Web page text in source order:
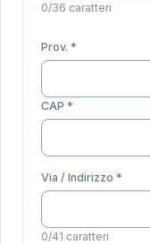
0/36 caratteri
Prov. *
CAP *
Via / Indirizzo *
0/41 caratteri